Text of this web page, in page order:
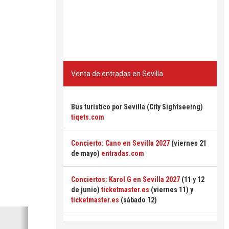
Siguiente
Venta de entradas en Sevilla
Bus turístico por Sevilla (City Sightseeing)
tiqets.com
Concierto: Cano en Sevilla 2027 (viernes 21
de mayo) entradas.com
Conciertos: Karol G en Sevilla 2027 (11 y 12
de junio) ticketmaster.es (viernes 11) y
ticketmaster.es (sábado 12)